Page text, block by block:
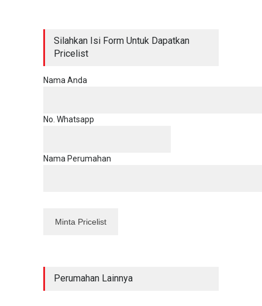
Silahkan Isi Form Untuk Dapatkan
Pricelist
Nama Anda
No. Whatsapp
Nama Perumahan
Perumahan Lainnya